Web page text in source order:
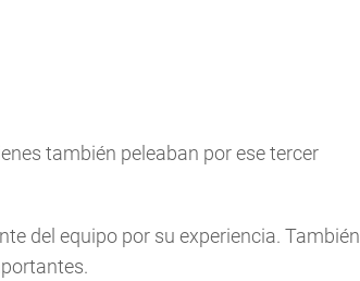
también peleaban por ese tercer
del equipo por su experiencia. También